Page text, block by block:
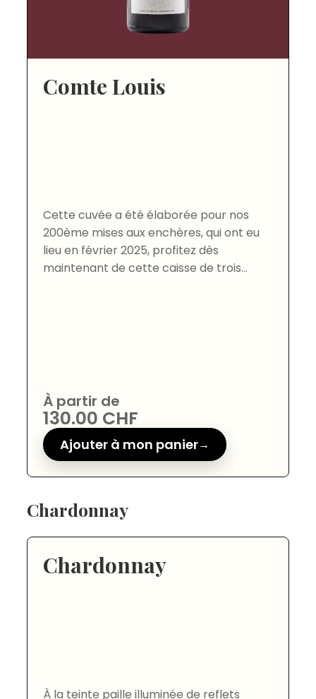
Comte Louis
Cette cuvée a été élaborée pour nos
200ème mises aux enchères, qui ont eu
lieu en février 2025, profitez dès
maintenant de cette caisse de trois...
À partir de
130.00 CHF
Ajouter à mon panier
Chardonnay
Chardonnay
À la teinte paille illuminée de reflets